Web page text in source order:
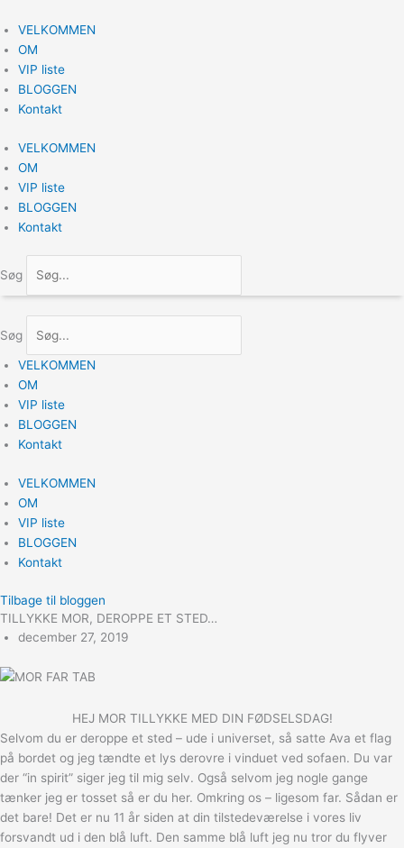
til
indholdet
VELKOMMEN
OM
VIP liste
BLOGGEN
Kontakt
VELKOMMEN
OM
VIP liste
BLOGGEN
Kontakt
Søg
Søg
VELKOMMEN
OM
VIP liste
BLOGGEN
Kontakt
VELKOMMEN
OM
VIP liste
BLOGGEN
Kontakt
Tilbage til bloggen
TILLYKKE MOR, DEROPPE ET STED…
december 27, 2019
HEJ MOR TILLYKKE MED DIN FØDSELSDAG!
Selvom du er deroppe et sted – ude i universet, så satte Ava et flag
på bordet og jeg tændte et lys derovre i vinduet ved sofaen. Du var
der “in spirit” siger jeg til mig selv. Også selvom jeg nogle gange
tænker jeg er tosset så er du her. Omkring os – ligesom far. Sådan er
det bare! Det er nu 11 år siden at din tilstedeværelse i vores liv
forsvandt ud i den blå luft. Den samme blå luft jeg nu tror du flyver